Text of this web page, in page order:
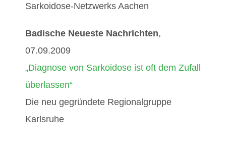
Sarkoidose-Netzwerks Aachen
Badische Neueste Nachrichten,
07.09.2009
„Diagnose von Sarkoidose ist oft dem Zufall
überlassen“
Die neu gegründete Regionalgruppe
Karlsruhe